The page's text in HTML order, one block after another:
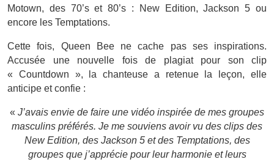
Motown, des 70’s et 80’s : New Edition, Jackson 5 ou
encore les Temptations.
Cette fois, Queen Bee ne cache pas ses inspirations.
Accusée une nouvelle fois de plagiat pour son clip
« Countdown », la chanteuse a retenue la leçon, elle
anticipe et confie :
« J’avais envie de faire une vidéo inspirée de mes groupes
masculins préférés. Je me souviens avoir vu des clips des
New Edition, des Jackson 5 et des Temptations, des
groupes que j’apprécie pour leur harmonie et leurs